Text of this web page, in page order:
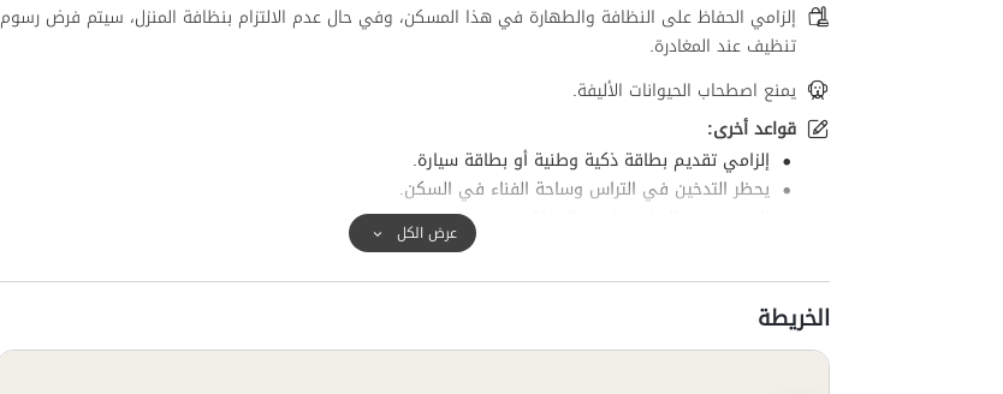
إلزامي الحفاظ على النظافة والطهارة في هذا المسكن، وفي حال عدم الالتزام بنظافة المنزل، سيتم فرض رسوم
تنظيف عند المغادرة.
يمنع اصطحاب الحيوانات الأليفة.
قواعد أخرى:
إلزامي تقديم بطاقة ذكية وطنية أو بطاقة سيارة.
يحظر التدخين في التراس وساحة الفناء في السكن.
عرض الكل
الخريطة